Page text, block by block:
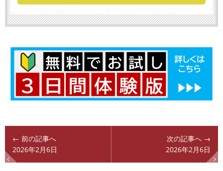
← 前の記事へ
2026年2月6日
次の記事へ →
2026年2月6日